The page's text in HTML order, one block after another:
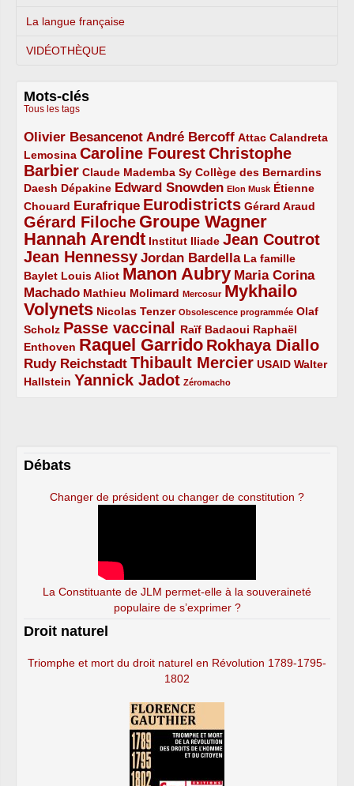
La langue française
VIDÉOTHÈQUE
Mots-clés
Tous les tags
Olivier Besancenot
3/5 André Bercoff
3/5 Attac
2/5
Calandreta
Lemosina
2/5 Caroline Fourest
4/5
Christophe
Barbier
4/5 Claude Mademba Sy
2/5 Collège des Bernardins
2/5
Daesh
2/5 Dépakine
2/5 Edward Snowden
3/5 Elon Musk
1/5
Étienne
Chouard
2/5 Eurafrique
3/5 Eurodistricts
4/5 Gérard Araud
2/5
Gérard Filoche
4/5 Groupe Wagner
5/5
Hannah Arendt
5/5 Institut Iliade
2/5 Jean Coutrot
4/5
Jean Hennessy
4/5 Jordan Bardella
3/5
La famille
Baylet
2/5 Louis Aliot
2/5 Manon Aubry
5/5
Maria Corina
Machado
3/5 Mathieu Molimard
2/5 Mercosur
1/5
Mykhailo
Volynets
5/5 Nicolas Tenzer
2/5 Obsolescence programmée
1/5
Olaf
Scholz
2/5 Passe vaccinal
4/5 Raïf Badaoui
2/5
Raphaël
Enthoven
2/5 Raquel Garrido
5/5 Rokhaya Diallo
4/5
Rudy Reichstadt
3/5 Thibault Mercier
4/5 USAID
2/5
Walter
Hallstein
2/5 Yannick Jadot
4/5 Zéromacho
1/5
Débats
Changer de président ou changer de constitution ?
La Constituante de JLM permet-elle à la souveraineté
populaire de s’exprimer ?
Droit naturel
Triomphe et mort du droit naturel en Révolution 1789-1795-
1802